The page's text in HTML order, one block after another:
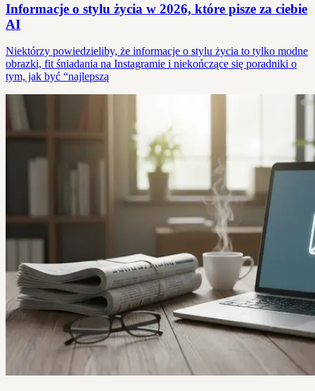
Informacje o stylu życia w 2026, które pisze za ciebie
AI
Niektórzy powiedzieliby, że informacje o stylu życia to tylko modne
obrazki, fit śniadania na Instagramie i niekończące się poradniki o
tym, jak być “najlepszą